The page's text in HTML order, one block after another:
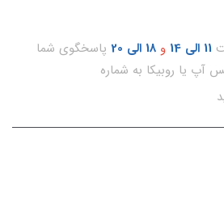
11 الی 14 و 18 الی 20
پاسخگوی شما
آپ یا روبیکا به شماره